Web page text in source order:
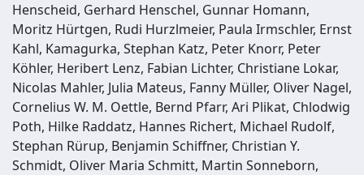
Henscheid, Gerhard Henschel, Gunnar Homann,
Moritz Hürtgen, Rudi Hurzlmeier, Paula Irmschler, Ernst
Kahl, Kamagurka, Stephan Katz, Peter Knorr, Peter
Köhler, Heribert Lenz, Fabian Lichter, Christiane Lokar,
Nicolas Mahler, Julia Mateus, Fanny Müller, Oliver Nagel,
Cornelius W. M. Oettle, Bernd Pfarr, Ari Plikat, Chlodwig
Poth, Hilke Raddatz, Hannes Richert, Michael Rudolf,
Stephan Rürup, Benjamin Schiffner, Christian Y.
Schmidt, Oliver Maria Schmitt, Martin Sonneborn,